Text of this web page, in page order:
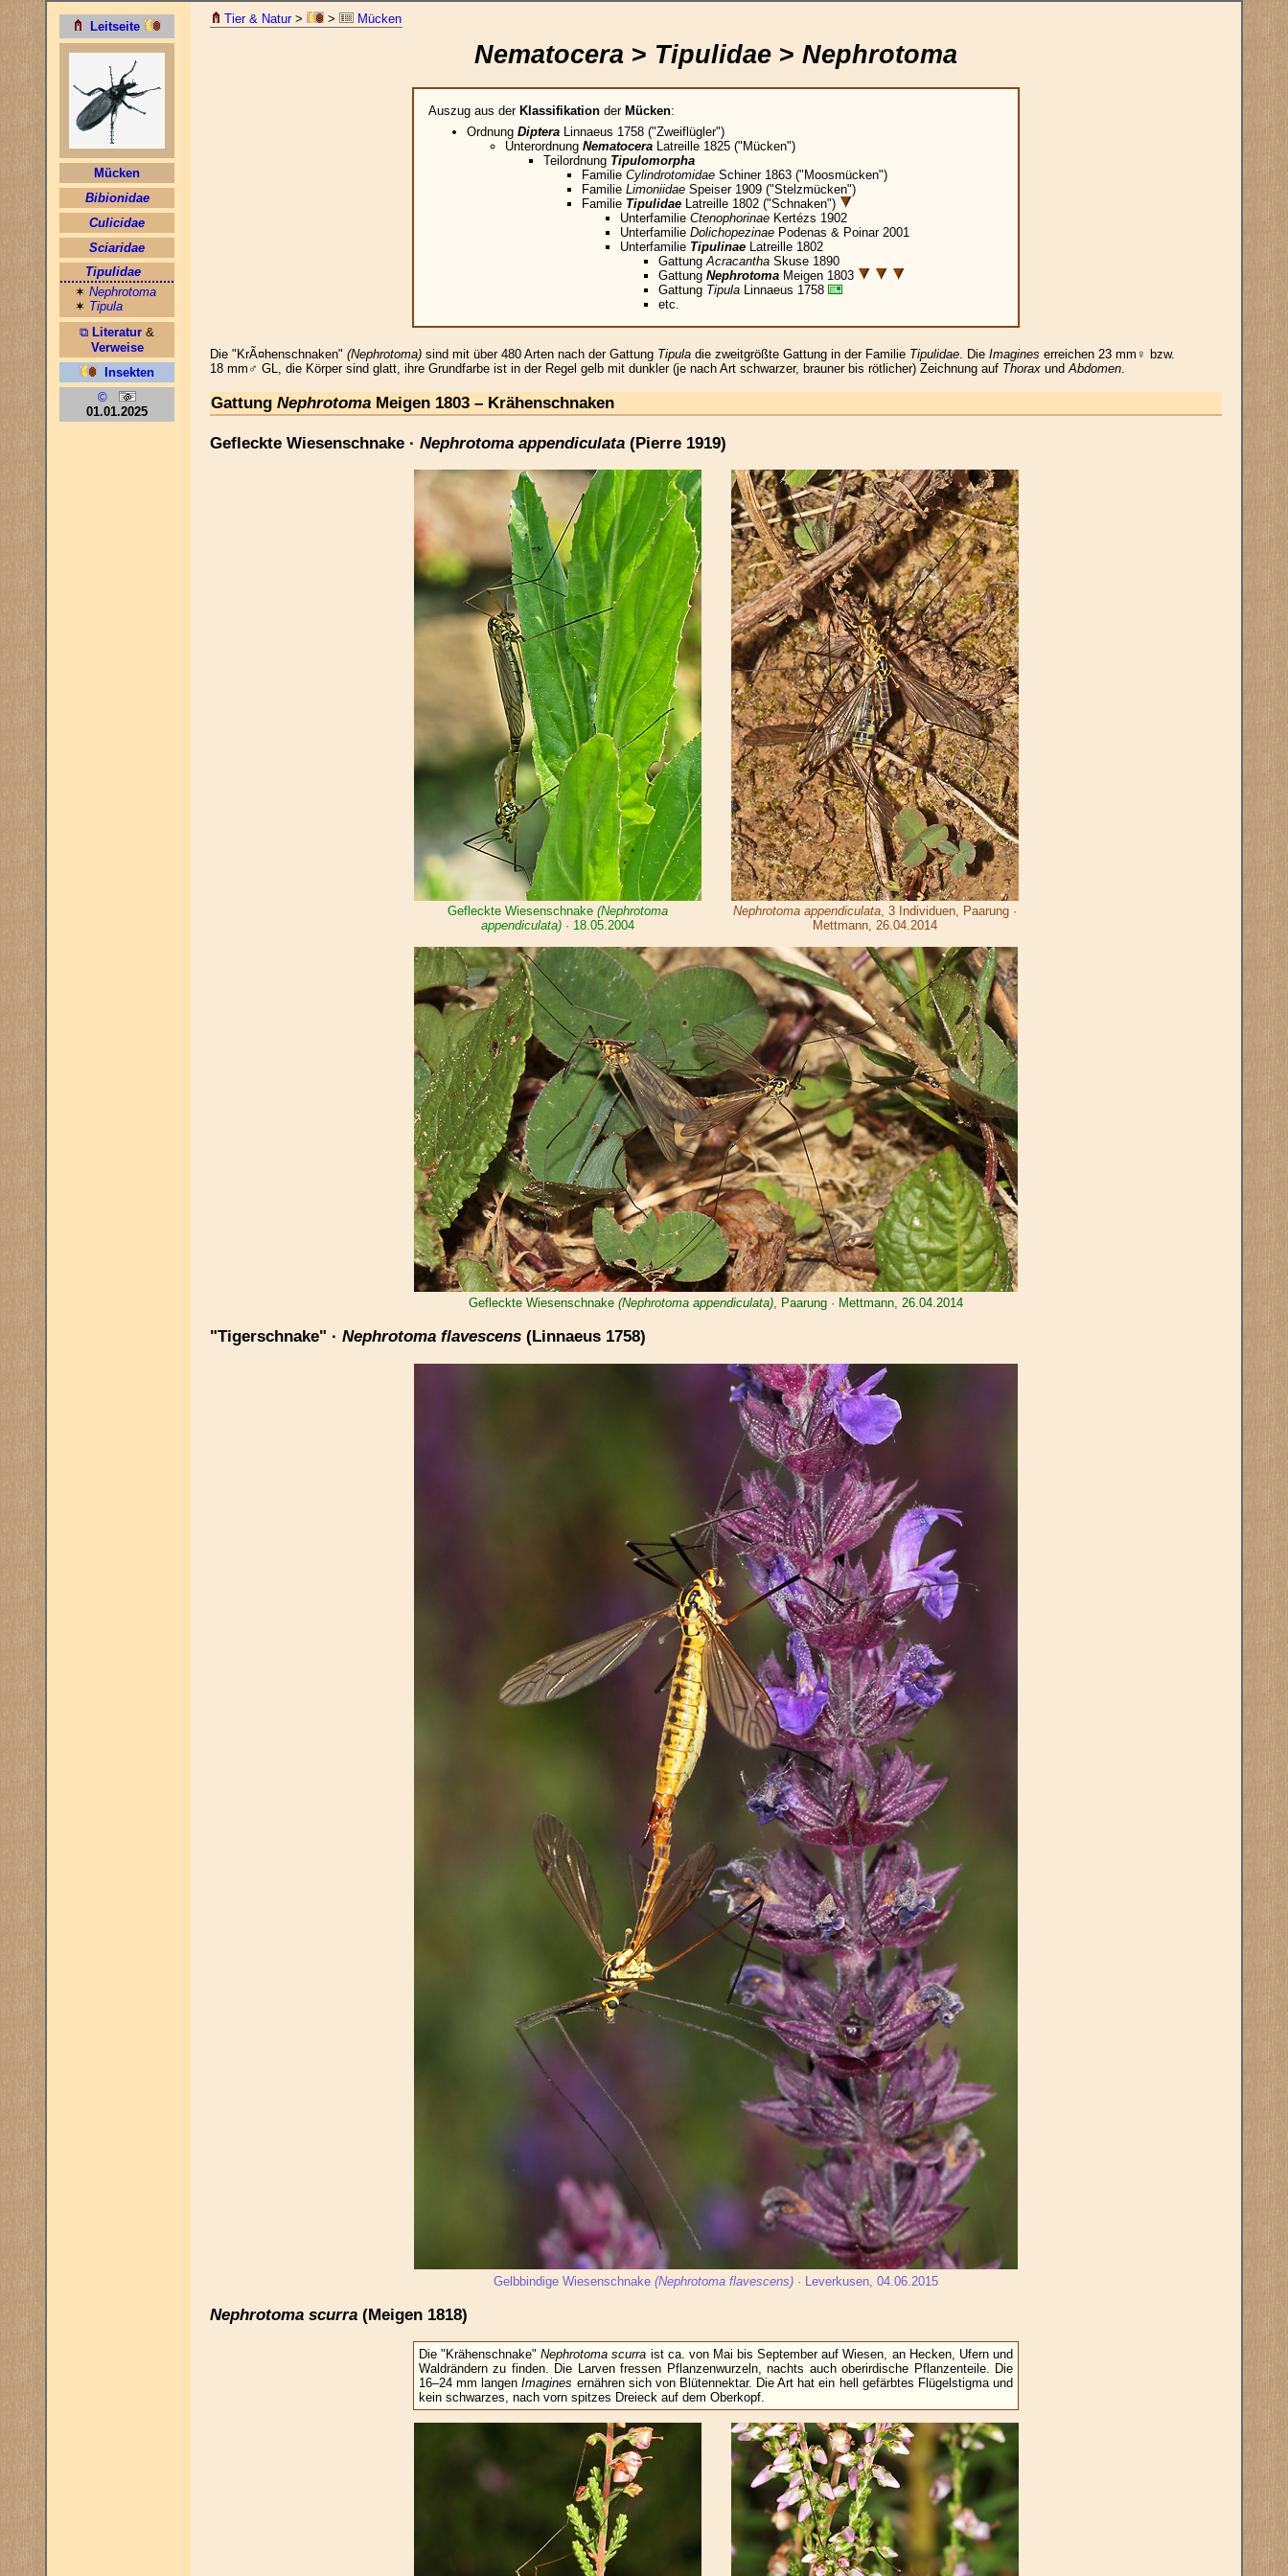
Tier & Natur> > Mücken
Nematocera > Tipulidae > Nephrotoma
Auszug aus der Klassifikation der Mücken:
Ordnung Diptera Linnaeus 1758 ("Zweiflügler")
Unterordnung Nematocera Latreille 1825 ("Mücken")
Teilordnung Tipulomorpha
Familie Cylindrotomidae Schiner 1863 ("Moosmücken")
Familie Limoniidae Speiser 1909 ("Stelzmücken")
Familie Tipulidae Latreille 1802 ("Schnaken")
Unterfamilie Ctenophorinae Kertézs 1902
Unterfamilie Dolichopezinae Podenas & Poinar 2001
Unterfamilie Tipulinae Latreille 1802
Gattung Acracantha Skuse 1890
Gattung Nephrotoma Meigen 1803
Gattung Tipula Linnaeus 1758
etc.
Die "KrÃ¤henschnaken" (Nephrotoma) sind mit über 480 Arten nach der Gattung Tipula die zweitgrößte Gattung in der Familie Tipulidae . Die Imagines erreichen 23 mm♀ bzw.
18 mm♂ GL, die Körper sind glatt, ihre Grundfarbe ist in der Regel gelb mit dunkler (je nach Art schwarzer, brauner bis rötlicher) Zeichnung auf Thorax und Abdomen
Gattung Nephrotoma Meigen 1803 – Krähenschnaken
Gefleckte Wiesenschnake · Nephrotoma appendiculata (Pierre 1919)
Gefleckte Wiesenschnake (Nephrotoma
appendiculata)· 18.05.2004
Nephrotoma appendiculata, 3 Individuen, Paarung ·
Mettmann, 26.04.2014
Gefleckte Wiesenschnake (Nephrotoma appendiculata) , Paarung · Mettmann, 26.04.2014
"Tigerschnake" · Nephrotoma flavescens (Linnaeus 1758)
Gelbbindige Wiesenschnake (Nephrotoma flavescens) · Leverkusen, 04.06.2015
Nephrotoma scurra (Meigen 1818)
Die "Krähenschnake"Nephrotoma scurra ist ca. von Mai bis September auf Wiesen, an Hecken, Ufern und
Waldrändern zu finden. Die Larven fressen Pflanzenwurzeln, nachts auch oberirdische Pflanzenteile. Die
16–24 mm langenImagines ernähren sich von Blütennektar. Die Art hat ein hell gefärbtes Flügelstigma und
kein schwarzes, nach vorn spitzes Dreieck auf dem Oberkopf.